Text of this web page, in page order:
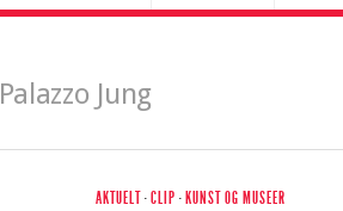
Palazzo Jung
AKTUELT·CLIP · KUNST OG MUSEER